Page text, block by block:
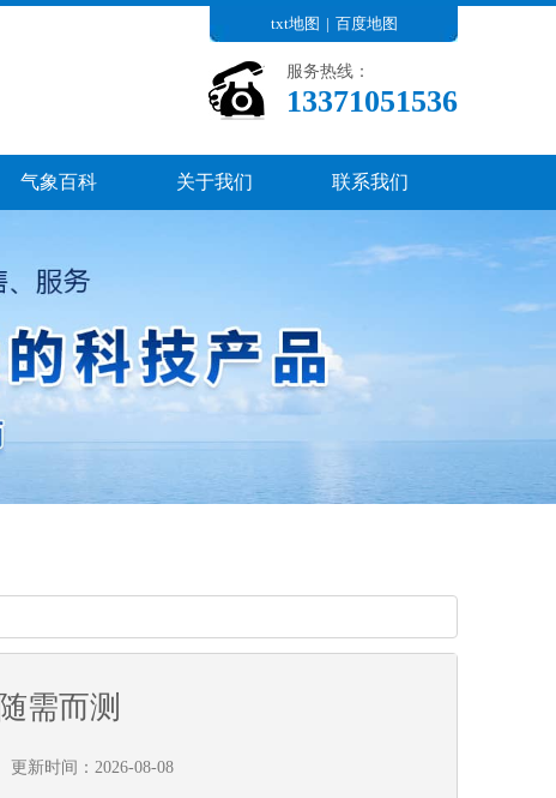
txt地图 | 百度地图
服务热线：
13371051536
气象百科 关于我们 联系我们
需而测
更新时间：2026-08-08